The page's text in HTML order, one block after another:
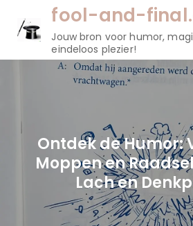
fool-and-
Jouw bron voor humor,
eindeloos plezier!
Ontdek de Humor:
Moppen en
Lach en